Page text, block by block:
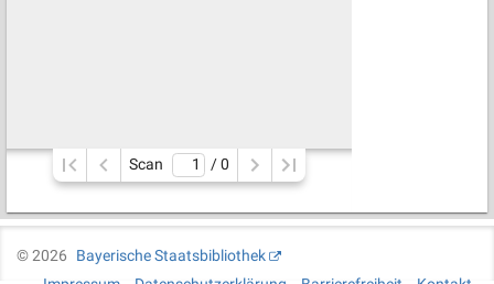
Scan / 0
©2026
Bayerische Staatsbibliothek